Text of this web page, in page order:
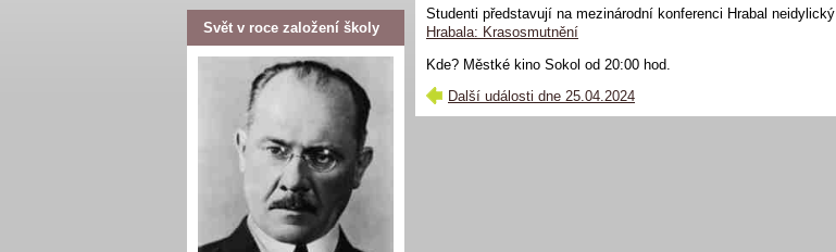
Studenti představují na mezinárodní konferenci Hrabal neidylický
Hrabala: Krasosmutnění
Kde? Městké kino Sokol od 20:00 hod.
Další události dne 25.04.2024
Svět v roce založení školy